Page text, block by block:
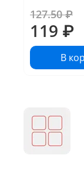
127.50 ₽
119 ₽
В